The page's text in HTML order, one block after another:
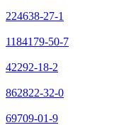
224638-27-1
1184179-50-7
42292-18-2
862822-32-0
69709-01-9